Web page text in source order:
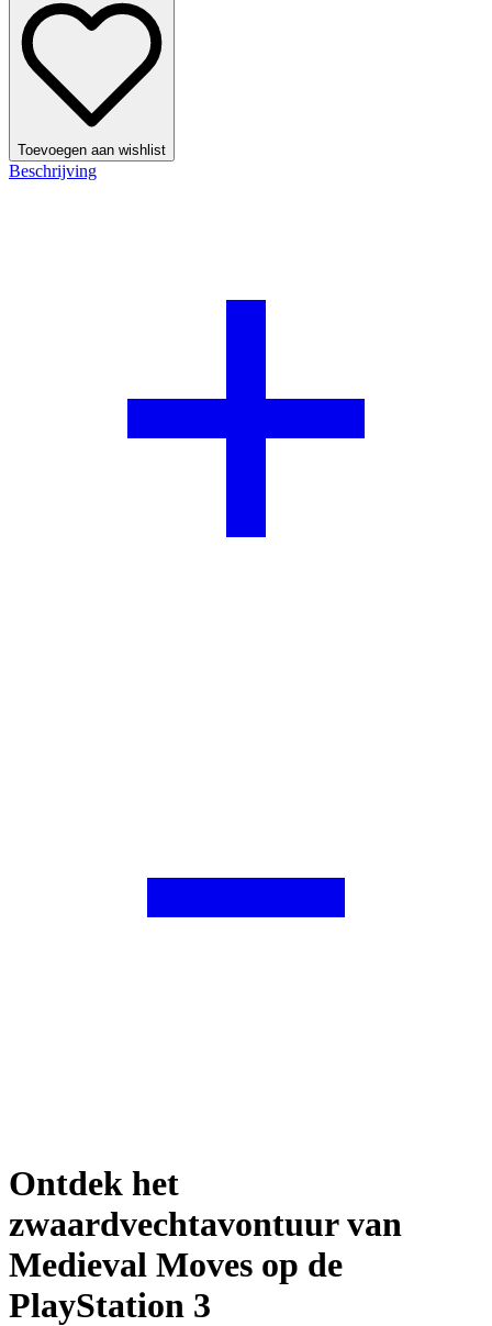
Toevoegen aan wishlist
Beschrijving
Ontdek het
zwaardvechtavontuur van
Medieval Moves op de
PlayStation 3